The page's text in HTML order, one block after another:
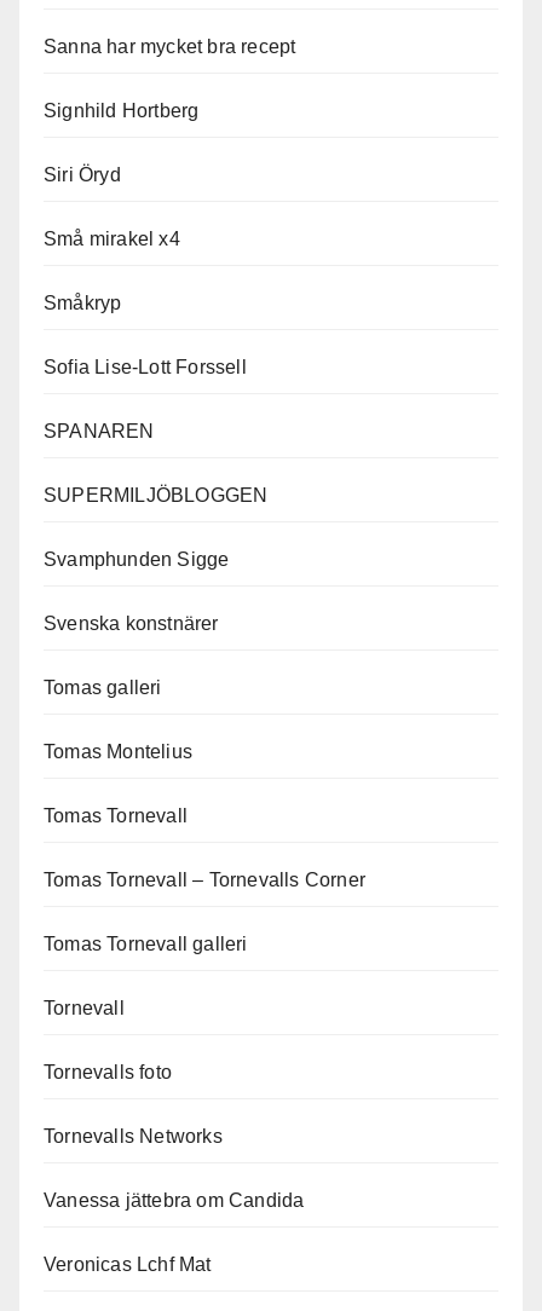
Sanna har mycket bra recept
Signhild Hortberg
Siri Öryd
Små mirakel x4
Småkryp
Sofia Lise-Lott Forssell
SPANAREN
SUPERMILJÖBLOGGEN
Svamphunden Sigge
Svenska konstnärer
Tomas galleri
Tomas Montelius
Tomas Tornevall
Tomas Tornevall – Tornevalls Corner
Tomas Tornevall galleri
Tornevall
Tornevalls foto
Tornevalls Networks
Vanessa jättebra om Candida
Veronicas Lchf Mat